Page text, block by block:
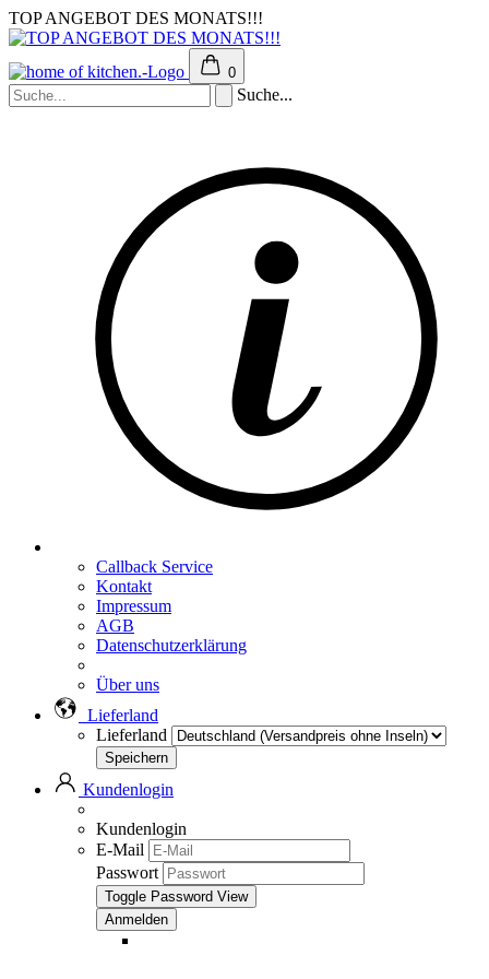
TOP ANGEBOT DES MONATS!!!
0
Suche...
Callback Service
Kontakt
Impressum
AGB
Datenschutzerklärung
Über uns
Lieferland
Lieferland
Kundenlogin
Kundenlogin
E-Mail
Passwort
Toggle Password View